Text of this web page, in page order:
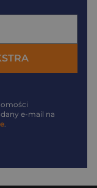
e-mail na
.